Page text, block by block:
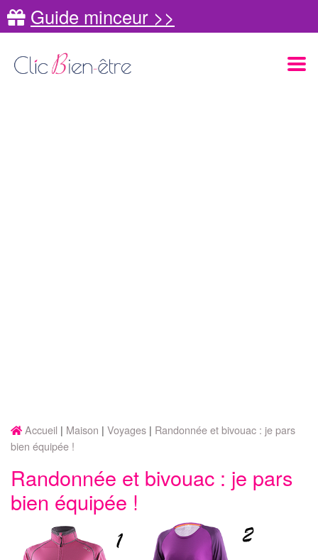
Guide minceur >>
Accueil Maison Voyages
Randonnée et bivouac : je pars
bien équipée !
Randonnée et bivouac : je pars
bien équipée !